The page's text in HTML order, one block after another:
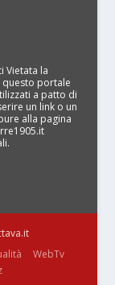
Vietata la
portale
a patto di
un link o un
alla pagina
WebTv